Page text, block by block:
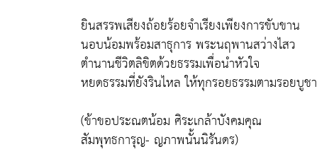
ยินสรรพเสียงถ้อยร้อยจำเรียงเพียงการขับขาน
นอบน้อมพร้อมสาธุการ พระนฤพานสว่างไสว
ตำนานชีวิตลิขิตด้วยธรรมเพื่อนำหัวใจ
หยดธรรมที่ยังรินไหล ให้ทุกรอยธรรมตามรอยบูชา
(ข้าขอประณตน้อม ศิระเกล้าบังคมคุณ
สัมพุทธการุญ- ญภาพนั้นนิรันดร)